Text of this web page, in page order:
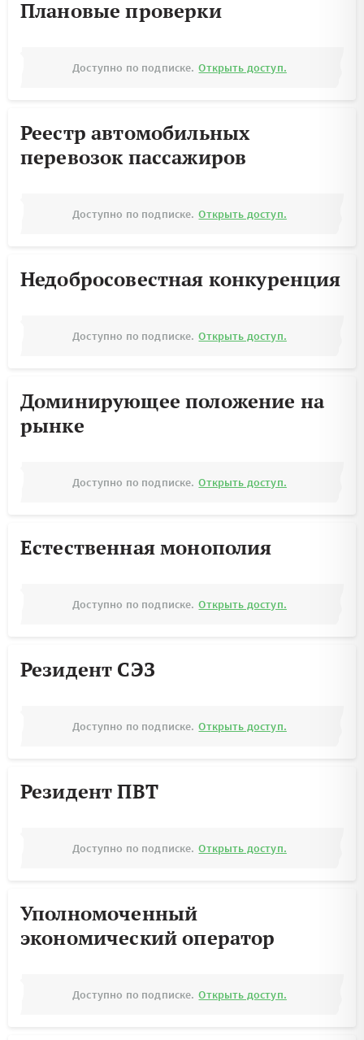
Плановые проверки
Доступно по подписке. Открыть доступ.
Реестр автомобильных
перевозок пассажиров
Доступно по подписке. Открыть доступ.
Недобросовестная конкуренция
Доступно по подписке. Открыть доступ.
Доминирующее положение на
рынке
Доступно по подписке. Открыть доступ.
Естественная монополия
Доступно по подписке. Открыть доступ.
Резидент СЭЗ
Доступно по подписке. Открыть доступ.
Резидент ПВТ
Доступно по подписке. Открыть доступ.
Уполномоченный
экономический оператор
Доступно по подписке. Открыть доступ.